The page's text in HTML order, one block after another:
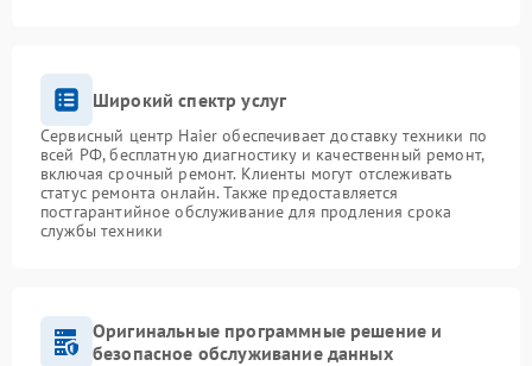
Широкий спектр услуг
Сервисный центр Haier обеспечивает доставку техники по
всей РФ, бесплатную диагностику и качественный ремонт,
включая срочный ремонт. Клиенты могут отслеживать
статус ремонта онлайн. Также предоставляется
постгарантийное обслуживание для продления срока
службы техники
Оригинальные программные решение и
безопасное обслуживание данных